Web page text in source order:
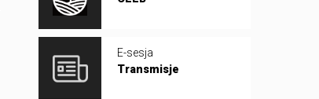
E-sesja
Transmisje